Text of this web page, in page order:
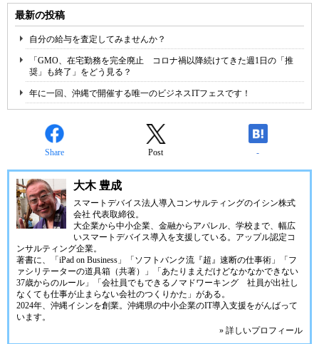
最新の投稿
自分の給与を査定してみませんか？
「GMO、在宅勤務を完全廃止 コロナ禍以降続けてきた週1日の「推
奨」も終了」をどう見る？
年に一回、沖縄で開催する唯一のビジネスITフェスです！
Share Post -
大木 豊成
スマートデバイス法人導入コンサルティングのイシン株式
会社 代表取締役。
大企業から中小企業、金融からアパレル、学校まで、幅広
いスマートデバイス導入を支援している。アップル認定コ
ンサルティング企業。
著書に、「iPad on Business」「ソフトバンク流『超』速断の仕事術」「フ
ァシリテーターの道具箱（共著）」「あたりまえだけどなかなかできない
37歳からのルール」「会社員でもできるノマドワーキング 社員が出社し
なくても仕事が止まらない会社のつくりかた」がある。
2024年、 沖縄イシンを創業。沖縄県の中小企業のIT導入支援をがんばって
います。
» 詳しいプロフィール